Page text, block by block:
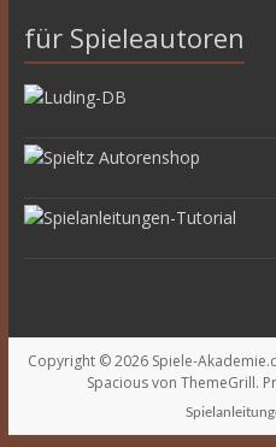
für Spieleautoren
Copyright © 2026 Spiele-
Spaciousvon ThemeGrill.